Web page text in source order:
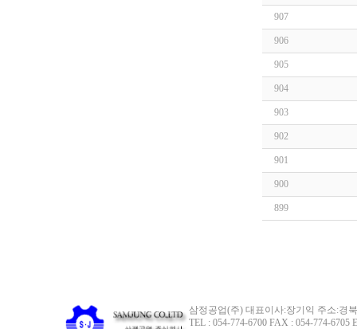
907
906
905
904
903
902
901
900
899
삼정공업(주) 대표이사:장기익 주소:경
TEL : 054-774-6700 FAX : 054-774-6705